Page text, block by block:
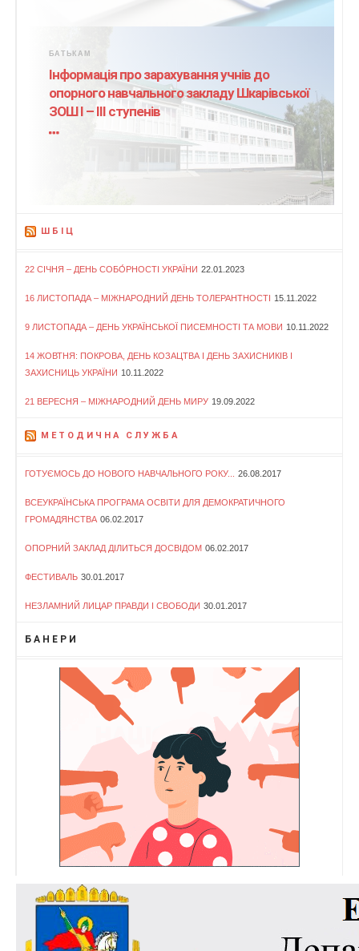
БАТЬКАМ
Інформація про зарахування учнів до
опорного навчального закладу Шкарівської
ЗОШ І – ІІІ ступенів
ШБІЦ
22 СІЧНЯ – ДЕНЬ СОБО́РНОСТІ УКРАЇНИ 22.01.2023
16 ЛИСТОПАДА – МІЖНАРОДНИЙ ДЕНЬ ТОЛЕРАНТНОСТІ 15.11.2022
9 ЛИСТОПАДА – ДЕНЬ УКРАЇНСЬКОЇ ПИСЕМНОСТІ ТА МОВИ 10.11.2022
14 ЖОВТНЯ: ПОКРОВА, ДЕНЬ КОЗАЦТВА І ДЕНЬ ЗАХИСНИКІВ І
ЗАХИСНИЦЬ УКРАЇНИ 10.11.2022
21 ВЕРЕСНЯ – МІЖНАРОДНИЙ ДЕНЬ МИРУ 19.09.2022
МЕТОДИЧНА СЛУЖБА
ГОТУЄМОСЬ ДО НОВОГО НАВЧАЛЬНОГО РОКУ... 26.08.2017
ВСЕУКРАЇНСЬКА ПРОГРАМА ОСВІТИ ДЛЯ ДЕМОКРАТИЧНОГО
ГРОМАДЯНСТВА 06.02.2017
ОПОРНИЙ ЗАКЛАД ДІЛИТЬСЯ ДОСВІДОМ 06.02.2017
ФЕСТИВАЛЬ 30.01.2017
НЕЗЛАМНИЙ ЛИЦАР ПРАВДИ І СВОБОДИ 30.01.2017
БАНЕРИ